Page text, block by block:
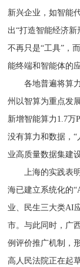
新兴企业，如智能
出“打造智能经济新
不再只是“工具”，
能终端和智能体的
各地普遍将算
州以智算为重点发
新增智能算力1.7万
没有算力和数据，
业高质量数据集建
上海的实践表
海已建立系统化的
业、民生三大类AI
市。与此同时，广
例评价推广机制，
高人民法院正在起